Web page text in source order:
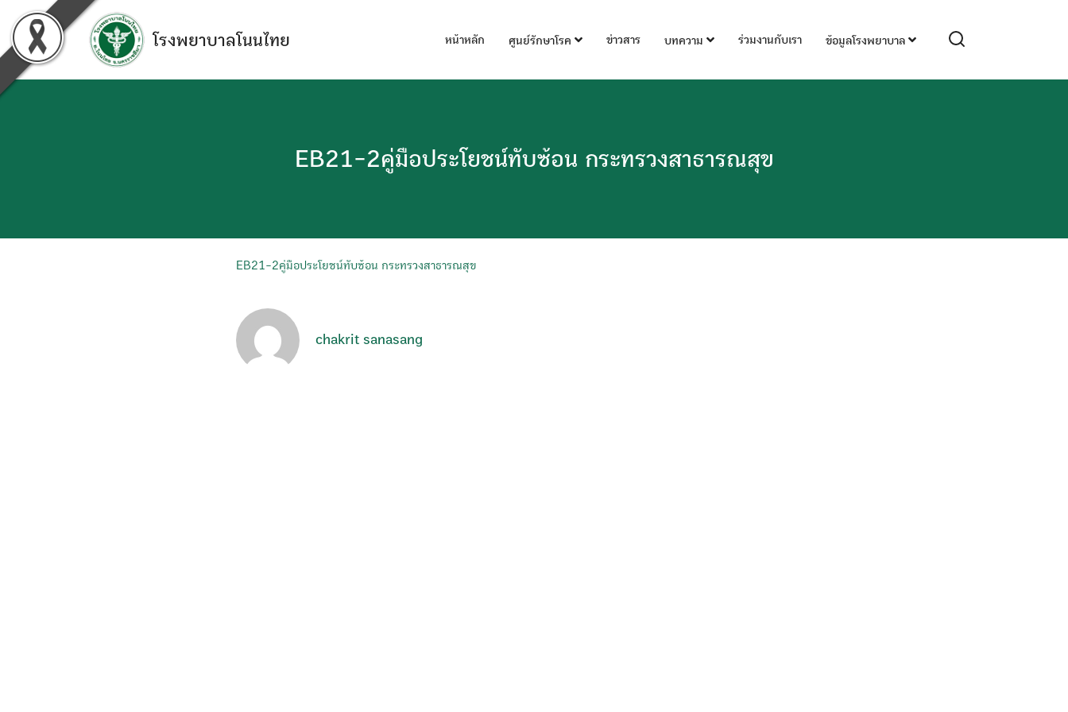
content
โรงพยาบาลโนนไทย หน้าหลัก ศูนย์รักษาโรค ข่าวสาร บทความ ร่วมงานกับเรา ข้อมูลโรงพยาบาล
EB21-2คู่มือประโยชน์ทับซ้อน กระทรวงสาธารณสุข
EB21-2คู่มือประโยชน์ทับซ้อน กระทรวงสาธารณสุข
chakrit sanasang